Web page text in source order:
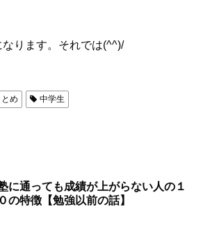
ります。それでは(^^)/
とめ 中学生
に通っても成績が上がらない人の１
０の特徴【勉強以前の話】